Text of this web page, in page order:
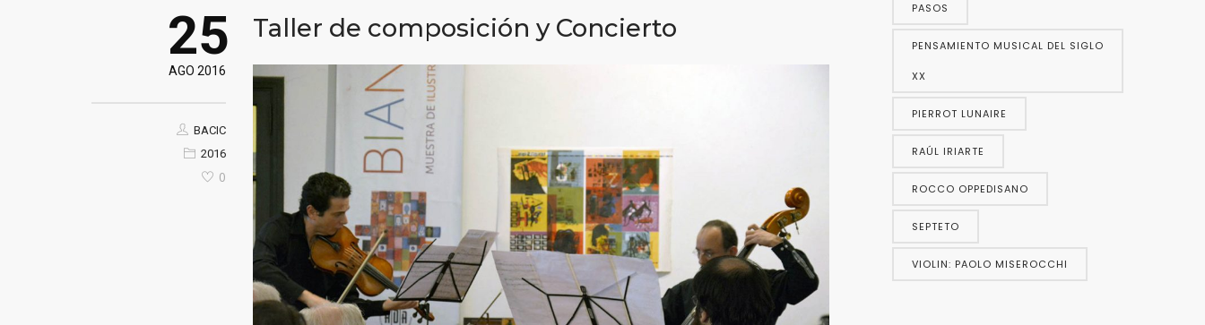
25
AGO 2016
BACIC
2016
0
Taller de composición y Concierto
PASOS
PENSAMIENTO MUSICAL DEL SIGLO
XX
PIERROT LUNAIRE
RAÚL IRIARTE
ROCCO OPPEDISANO
SEPTETO
VIOLIN: PAOLO MISEROCCHI